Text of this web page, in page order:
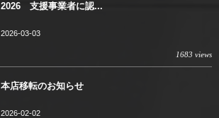
2026 支援事業者に認...
2026-03-03
1683 views
本店移転のお知らせ
2026-02-02